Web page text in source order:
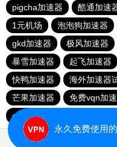
pigcha加速器
酷通加速
1元机场
泡泡狗加速器
gkd加速器
极风加速器
暴雪加速器
起飞加速器
快鸭加速器
海外加速器
芒果加速器
免费vqn加速
gkd加速器
永久免费使用